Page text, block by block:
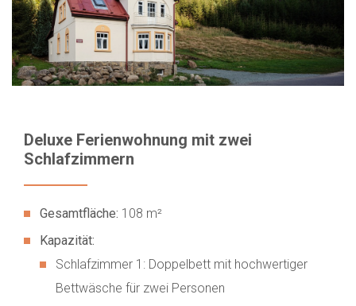
Deluxe Ferienwohnung mit zwei
Schlafzimmern
Gesamtfläche: 108 m²
Kapazität:
Schlafzimmer 1: Doppelbett mit hochwertiger
Bettwäsche für zwei Personen